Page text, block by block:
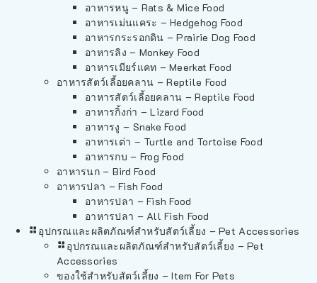
อาหารหนู – Rats & Mice Food
อาหารเม่นแคระ – Hedgehog Food
อาหารกระรอกดิน – Prairie Dog Food
อาหารลิง – Monkey Food
อาหารเมียร์แคท – Meerkat Food
อาหารสัตว์เลี้อยคลาน – Reptile Food
อาหารสัตว์เลี้อยคลาน – Reptile Food
อาหารกิ้งก่า – Lizard Food
อาหารงู – Snake Food
อาหารเต่า – Turtle and Tortoise Food
อาหารกบ – Frog Food
อาหารนก – Bird Food
อาหารปลา – Fish Food
อาหารปลา – Fish Food
อาหารปลา – All Fish Food
อุปกรณและผลิตภัณฑ์สำหรับสัตว์เลี้ยง – Pet Accessories
อุปกรณและผลิตภัณฑ์สำหรับสัตว์เลี้ยง – Pet
Accessories
ของใช้สำหรับสัตว์เลี้ยง – Item For Pets